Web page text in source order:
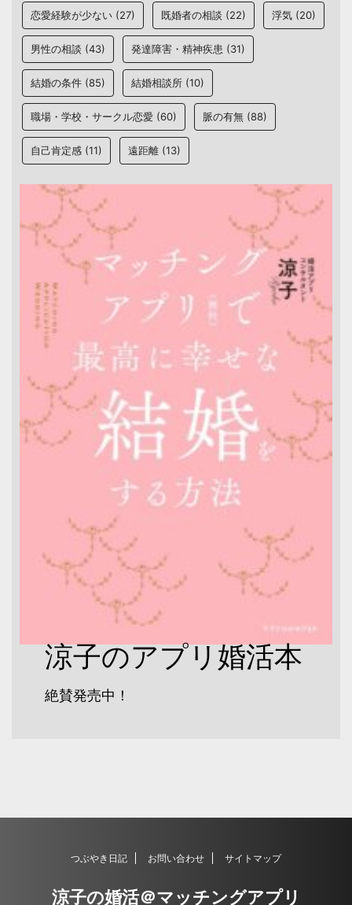
恋愛経験が少ない (27) 既婚者の相談 (22) 浮気 (20)
男性の相談 (43) 発達障害・精神疾患 (31)
結婚の条件 (85) 結婚相談所 (10)
職場・学校・サークル恋愛 (60) 脈の有無 (88)
自己肯定感 (11) 遠距離 (13)
涼子のアプリ婚活本
絶賛発売中！
つぶやき日記 お問い合わせ サイトマップ
涼子の婚活＠マッチングアプリ